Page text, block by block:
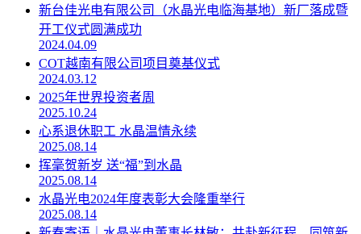
新台佳光电有限公司（水晶光电临海基地）新厂落成暨
开工仪式圆满成功
2024.04.09
COT越南有限公司项目奠基仪式
2024.03.12
2025年世界投资者周
2025.10.24
心系退休职工 水晶温情永续
2025.08.14
挥毫贺新岁 送“福”到水晶
2025.08.14
水晶光电2024年度表彰大会隆重举行
2025.08.14